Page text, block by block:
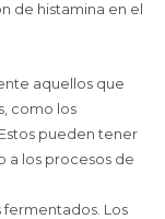
de histamina en el
aquellos que
como los
pueden tener
a los procesos de
fermentados. Los